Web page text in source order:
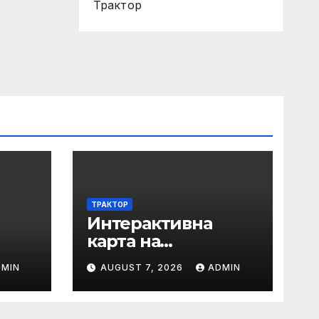
Трактор
ТРАКТОР
Интерактивна
карта на
регистрираните
водни бази по
Черноморието за
AUGUST 7, 2026 ADMIN